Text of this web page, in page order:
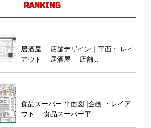
RANKING
居酒屋 店舗デザイン｜平面・ レイ
アウト 居酒屋 店舗...
食品スーパー 平面図 |企画 ・レイア
ウト 食品スーパー平...